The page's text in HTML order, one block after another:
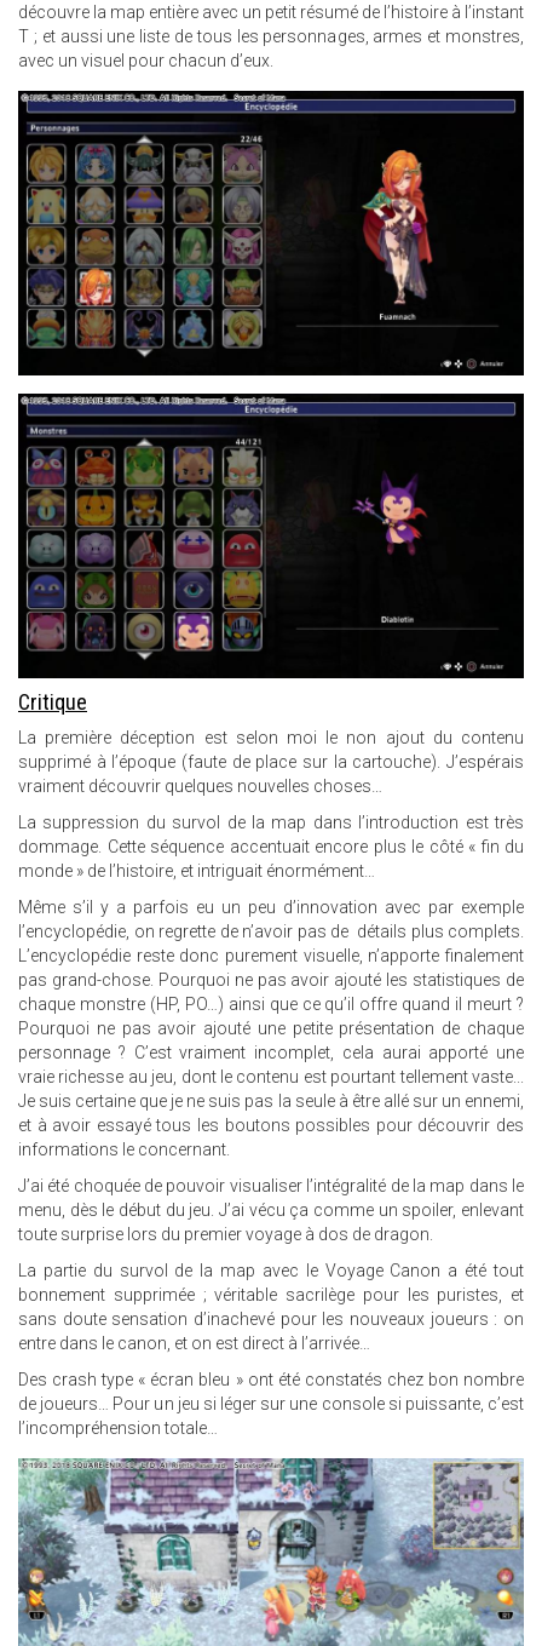
découvre la map entière avec un petit résumé de l’histoire à l’instant
T ; et aussi une liste de tous les personnages, armes et monstres,
avec un visuel pour chacun d’eux.
3.JPG
8.JPG
Critique
La première déception est selon moi le non ajout du contenu
supprimé à l’époque (faute de place sur la cartouche). J’espérais
vraiment découvrir quelques nouvelles choses…
La suppression du survol de la map dans l’introduction est très
dommage. Cette séquence accentuait encore plus le côté « fin du
monde » de l’histoire, et intriguait énormément…
Même s’il y a parfois eu un peu d’innovation avec par exemple
l’encyclopédie, on regrette de n’avoir pas de détails plus complets.
L’encyclopédie reste donc purement visuelle, n’apporte finalement
pas grand-chose. Pourquoi ne pas avoir ajouté les statistiques de
chaque monstre (HP, PO…) ainsi que ce qu’il offre quand il meurt ?
Pourquoi ne pas avoir ajouté une petite présentation de chaque
personnage ? C’est vraiment incomplet, cela aurai apporté une
vraie richesse au jeu, dont le contenu est pourtant tellement vaste...
Je suis certaine que je ne suis pas la seule à être allé sur un ennemi,
et à avoir essayé tous les boutons possibles pour découvrir des
informations le concernant.
J’ai été choquée de pouvoir visualiser l’intégralité de la map dans le
menu, dès le début du jeu. J’ai vécu ça comme un spoiler, enlevant
toute surprise lors du premier voyage à dos de dragon.
La partie du survol de la map avec le Voyage Canon a été tout
bonnement supprimée ; véritable sacrilège pour les puristes, et
sans doute sensation d’inachevé pour les nouveaux joueurs : on
entre dans le canon, et on est direct à l’arrivée…
Des crash type « écran bleu » ont été constatés chez bon nombre
de joueurs… Pour un jeu si léger sur une console si puissante, c’est
l’incompréhension totale…
22.JPG